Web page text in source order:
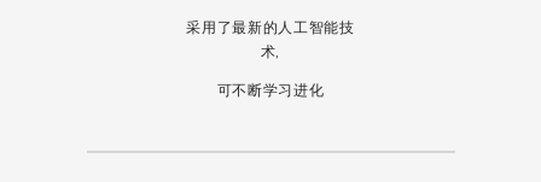
采用了最新的人工智能技
术,
可不断学习进化